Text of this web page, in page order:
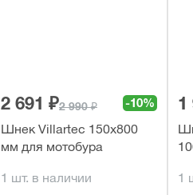
2 691 ₽2 990 ₽
-10%
Шнек Villartec 150х800
мм для мотобура
1 шт. в наличии
1
1